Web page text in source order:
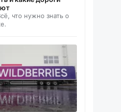
что нужно знать о